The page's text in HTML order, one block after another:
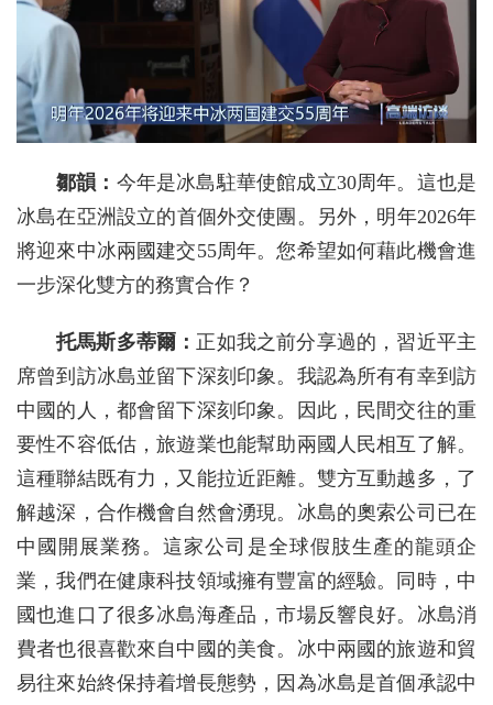
鄒韻： 今年是冰島駐華使館成立30周年。這也是
冰島在亞洲設立的首個外交使團。另外，明年2026年
將迎來中冰兩國建交55周年。您希望如何藉此機會進
一步深化雙方的務實合作？
托馬斯多蒂爾： 正如我之前分享過的，習近平主
席曾到訪冰島並留下深刻印象。我認為所有有幸到訪
中國的人，都會留下深刻印象。因此，民間交往的重
要性不容低估，旅遊業也能幫助兩國人民相互了解。
這種聯結既有力，又能拉近距離。雙方互動越多，了
解越深，合作機會自然會湧現。冰島的奧索公司已在
中國開展業務。這家公司是全球假肢生產的龍頭企
業，我們在健康科技領域擁有豐富的經驗。同時，中
國也進口了很多冰島海產品，市場反響良好。冰島消
費者也很喜歡來自中國的美食。冰中兩國的旅遊和貿
易往來始終保持着增長態勢，因為冰島是首個承認中